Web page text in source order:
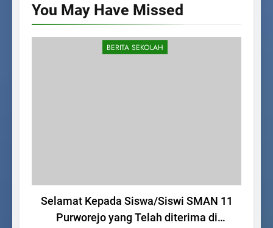
You May Have Missed
BERITA SEKOLAH
Selamat Kepada Siswa/Siswi SMAN 11
Purworejo yang Telah diterima di